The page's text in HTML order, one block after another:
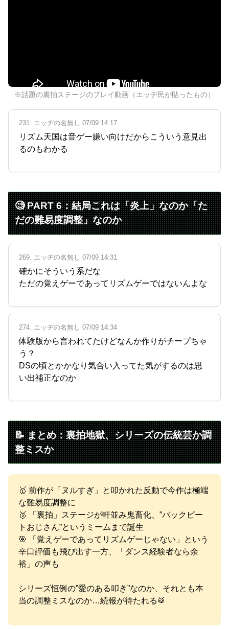
※話題の裏拍ステージのプレイ動画（エッヂ民が貼ったもの）
231. エッヂの名無し 07/09 14:17
リズム天国は音ゲー嫌い向けだからこういう意見出
るのもわかる
🧐 PART 6：結局これは「炎上」なのか「た
だの難易度調整」なのか
269. エッヂの名無し 07/09 14:31
確かにそういう系だな
ただの覚えゲーであってリズムゲーではないんよな
274. エッヂの名無し 07/09 14:34
体験版から言われてたけどなんか作りがチープちゃ
う？
DSの頃とかかなり気合い入ってた気がするのは思
い出補正なのか
📝 まとめ：裏拍地獄、シリーズの伝統芸か調
整ミスか
🥇 前作が「ヌルすぎ」と叩かれた反動で今作は極端
な難易度調整に
🥈 「裏拍」ステージが軒並み鬼畜化、”バックビー
トおじさん”というミームまで誕生
🎯 「覚えゲーであってリズムゲーじゃない」という
辛口評価も飛び出す一方、「ダンス経験者なら余
裕」の声も
シリーズ恒例の”愛のある叩き”なのか、それとも本
当の調整ミスなのか…続報が待たれる🥁